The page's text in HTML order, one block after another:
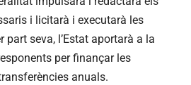
i licitarà i executarà les
part seva, l’Estat aportarà a la
per finançar les
anuals.